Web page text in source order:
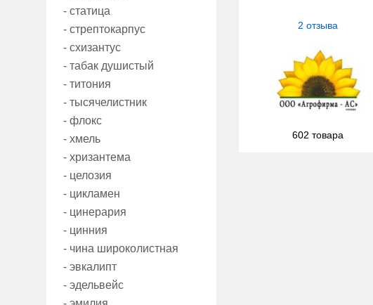
- статица
- стрептокарпус
- схизантус
- табак душистый
- титония
- тысячелистник
- флокс
- хмель
- хризантема
- целозия
- цикламен
- цинерария
- цинния
- чина широколистная
- эвкалипт
- эдельвейс
2 отзыва
602 товара